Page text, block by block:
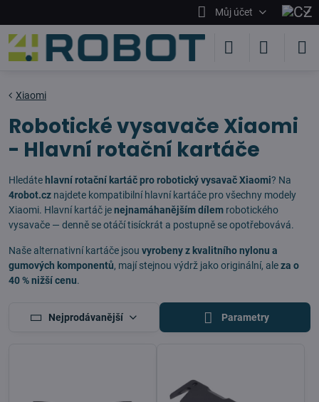
Můj účet
Xiaomi
Robotické vysavače Xiaomi
- Hlavní rotační kartáče
Hledáte hlavní rotační kartáč pro robotický vysavač Xiaomi? Na
4robot.cz najdete kompatibilní hlavní kartáče pro všechny modely
Xiaomi. Hlavní kartáč jenejnamáhanějším dílem robotického
vysavače — denně se otáčí tisíckrát a postupně se opotřebovává.
Naše alternativní kartáče jsou vyrobeny z kvalitního nylonu a
gumových komponentů, mají stejnou výdrž jako originální, aleza o
40 % nižší cenu.
Nejprodávanější Parametry